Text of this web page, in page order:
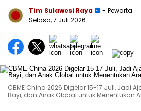
Tim Sulawesi Raya
- Pewarta
Selasa, 7 Juli 2026
CBME China 2026 Digelar 15-17 Juli, Jadi
Bayi, dan Anak Global untuk Menentukan